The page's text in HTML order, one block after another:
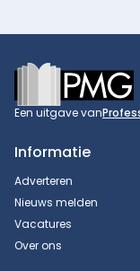
Footer
Een uitgave van
Informatie
Adverteren
Nieuws melden
Vacatures
Over ons